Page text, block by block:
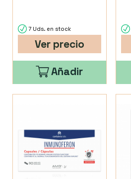
7 Uds. en stock
Ver precio
Añadir